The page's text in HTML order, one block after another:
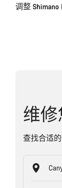
调整
维
查找合适